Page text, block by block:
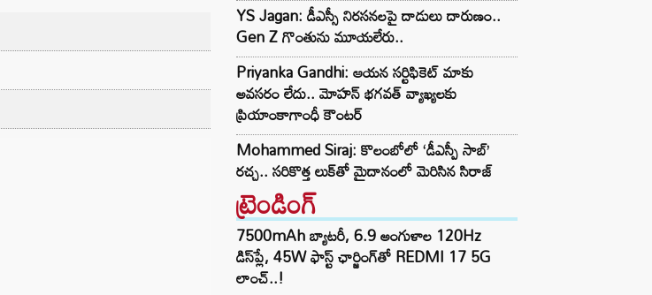
YS Jagan: డీఎస్సీ నిరసనలపై దాడులు దారుణం..
Gen Z గొంతును మూయలేరు..
Priyanka Gandhi: ఆయన సర్టిఫికెట్ మాకు
అవసరం లేదు.. మోహన్ భగవత్‌ వ్యాఖ్యలకు
ప్రియాంకాగాంధీ కౌంటర్
Mohammed Siraj: కొలంబోలో ‘డీఎస్పీ సాబ్’
రచ్చ.. సరికొత్త లుక్‌తో మైదానంలో మెరిసిన సిరాజ్
ట్రెండింగ్‌
7500mAh బ్యాటరీ, 6.9 అంగుళాల 120Hz
డిస్‌ప్లే, 45W ఫాస్ట్ ఛార్జింగ్‌తో REDMI 17 5G
లాంచ్..!